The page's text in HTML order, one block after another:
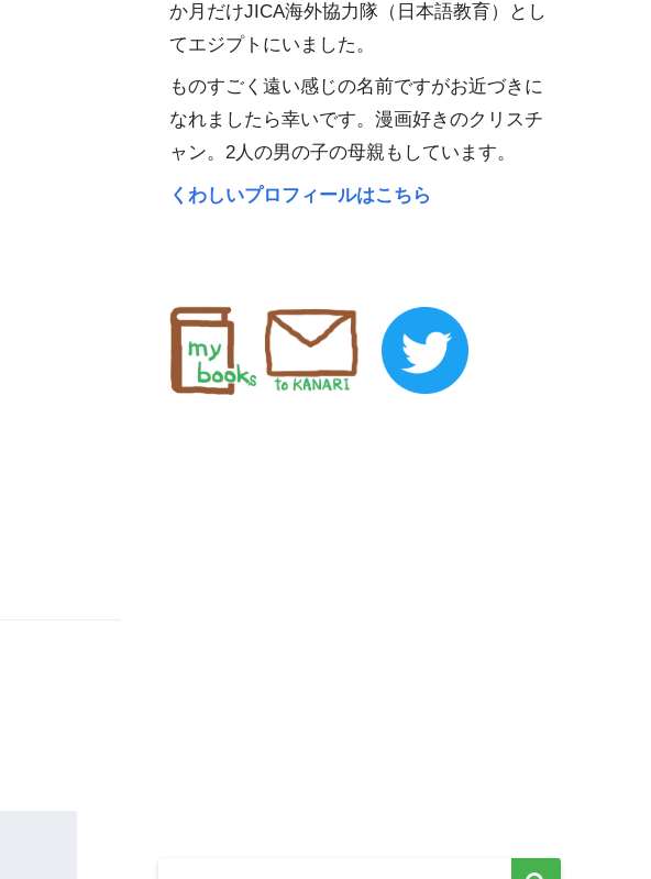
か月だけJICA海外協力隊（日本語教育）とし
てエジプトにいました。
ものすごく遠い感じの名前ですがお近づきに
なれましたら幸いです。漫画好きのクリスチ
ャン。2人の男の子の母親もしています。
くわしいプロフィールはこちら